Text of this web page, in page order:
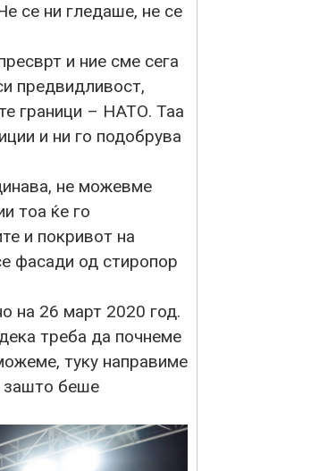
се ни гледаше, не се
и ние сме сега
предвидливост,
граници – НАТО. Таа
и ни го подобрува
не можевме
тоа ќе го
и покривот на
фасади од стиропор
на 26 март 2020 год.
треба да почнеме
туку направиме
зашто беше